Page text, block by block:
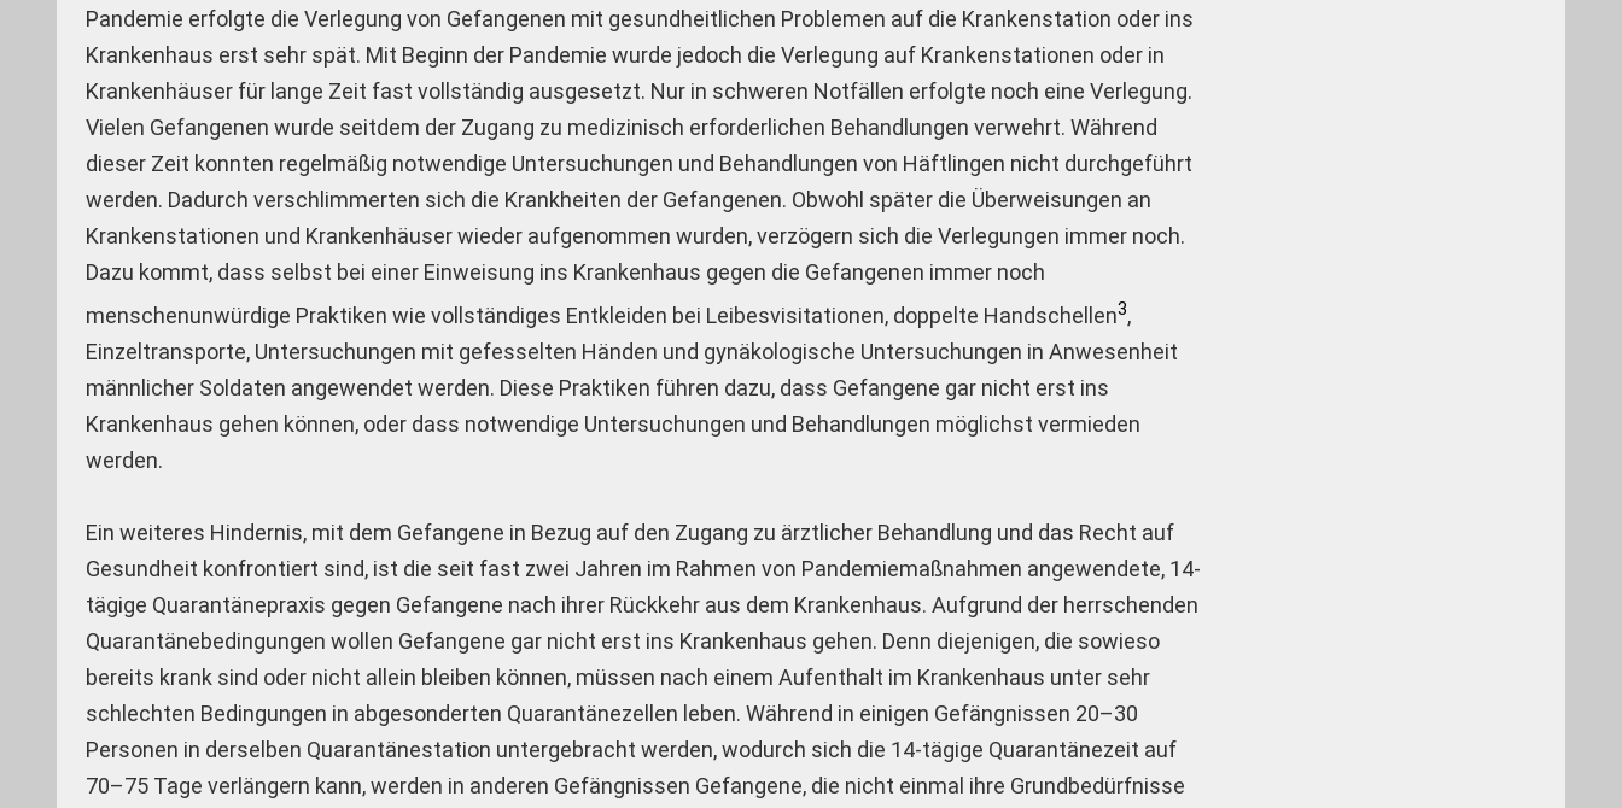
Pandemie erfolgte die Verlegung von Gefangenen mit gesundheitlichen Problemen auf die Krankenstation oder ins
Krankenhaus erst sehr spät. Mit Beginn der Pandemie wurde jedoch die Verlegung auf Krankenstationen oder in
Krankenhäuser für lange Zeit fast vollständig ausgesetzt. Nur in schweren Notfällen erfolgte noch eine Verlegung.
Vielen Gefangenen wurde seitdem der Zugang zu medizinisch erforderlichen Behandlungen verwehrt. Während
dieser Zeit konnten regelmäßig notwendige Untersuchungen und Behandlungen von Häftlingen nicht durchgeführt
werden. Dadurch verschlimmerten sich die Krankheiten der Gefangenen. Obwohl später die Überweisungen an
Krankenstationen und Krankenhäuser wieder aufgenommen wurden, verzögern sich die Verlegungen immer noch.
Dazu kommt, dass selbst bei einer Einweisung ins Krankenhaus gegen die Gefangenen immer noch
menschenunwürdige Praktiken wie vollständiges Entkleiden bei Leibesvisitationen, doppelte Handschellen3,
Einzeltransporte, Untersuchungen mit gefesselten Händen und gynäkologische Untersuchungen in Anwesenheit
männlicher Soldaten angewendet werden. Diese Praktiken führen dazu, dass Gefangene gar nicht erst ins
Krankenhaus gehen können, oder dass notwendige Untersuchungen und Behandlungen möglichst vermieden
werden.
Ein weiteres Hindernis, mit dem Gefangene in Bezug auf den Zugang zu ärztlicher Behandlung und das Recht auf
Gesundheit konfrontiert sind, ist die seit fast zwei Jahren im Rahmen von Pandemiemaßnahmen angewendete, 14-
tägige Quarantänepraxis gegen Gefangene nach ihrer Rückkehr aus dem Krankenhaus. Aufgrund der herrschenden
Quarantänebedingungen wollen Gefangene gar nicht erst ins Krankenhaus gehen. Denn diejenigen, die sowieso
bereits krank sind oder nicht allein bleiben können, müssen nach einem Aufenthalt im Krankenhaus unter sehr
schlechten Bedingungen in abgesonderten Quarantänezellen leben. Während in einigen Gefängnissen 20–30
Personen in derselben Quarantänestation untergebracht werden, wodurch sich die 14-tägige Quarantänezeit auf
70–75 Tage verlängern kann, werden in anderen Gefängnissen Gefangene, die nicht einmal ihre Grundbedürfnisse